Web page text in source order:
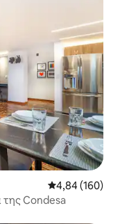
Μέση
4,84 (160)
της Condesa